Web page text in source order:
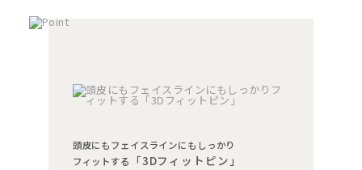
頭皮にもフェイスラインにもしっかり
フィットする
「3Dフィットピン」